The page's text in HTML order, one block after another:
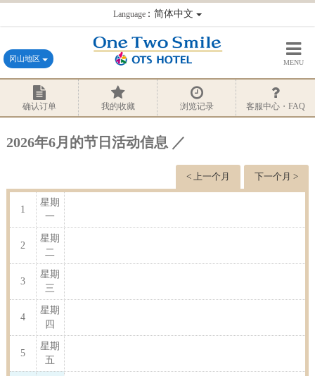
Language：简体中文
冈山地区 MENU
确认订单 我的收藏 浏览记录 客服中心・FAQ
2026年6月的节日活动信息 ／
下一个月 >
< 上一个月
1
星期
一
2
星期
二
3
星期
三
4
星期
四
5
星期
五